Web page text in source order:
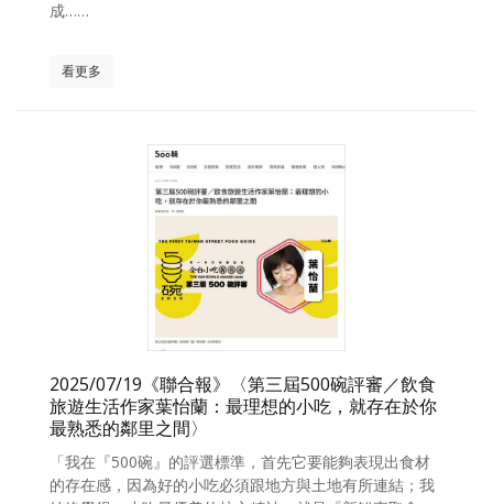
成……
看更多
2025/07/19《聯合報》〈第三屆500碗評審／飲食
旅遊生活作家葉怡蘭：最理想的小吃，就存在於你
最熟悉的鄰里之間〉
「我在『500碗』的評選標準，首先它要能夠表現出食材
的存在感，因為好的小吃必須跟地方與土地有所連結；我